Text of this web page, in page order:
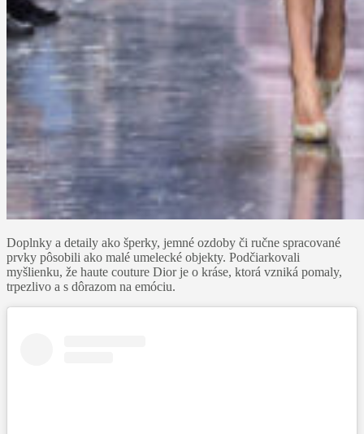
Doplnky a detaily ako šperky, jemné ozdoby či ručne spracované
prvky pôsobili ako malé umelecké objekty. Podčiarkovali
myšlienku, že haute couture Dior je o kráse, ktorá vzniká pomaly,
trpezlivo a s dôrazom na emóciu.